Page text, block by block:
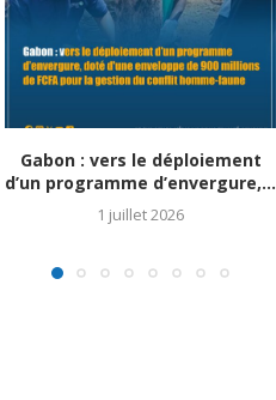
Gabon : vers le déploiement
d’un programme d’envergure,...
1 juillet 2026